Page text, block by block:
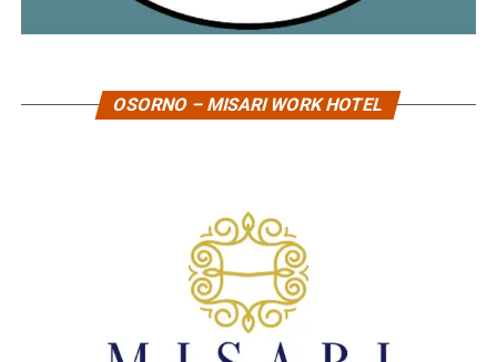
OSORNO – MISARI WORK HOTEL